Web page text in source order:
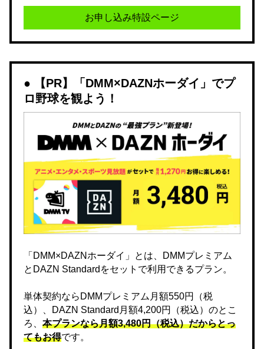
お申し込み特設ページ
【PR】「DMM×DAZNホーダイ」でプ
ロ野球を観よう！
「DMM×DAZNホーダイ」とは、DMMプレミアム
とDAZN Standardをセットで利用できるプラン。
単体契約ならDMMプレミアム月額550円（税
込）、DAZN Standard月額4,200円（税込）のとこ
ろ、 本プランなら月額3,480円（税込）だからとっ
てもお得です。